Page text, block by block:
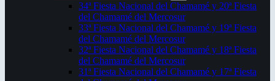
34ª Fiesta Nacional del Chamamé y 20ª Fiesta
del Chamamé del Mercosur
33ª Fiesta Nacional del Chamamé y 19ª Fiesta
del Chamamé del Mercosur
32ª Fiesta Nacional del Chamamé y 18ª Fiesta
del Chamamé del Mercosur
31ª Fiesta Nacional del Chamamé y 17ª Fiesta